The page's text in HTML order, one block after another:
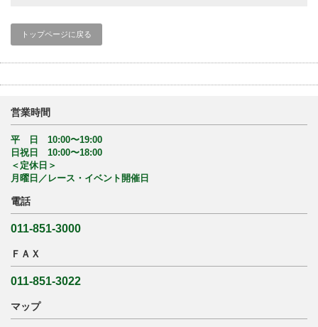
トップページに戻る
営業時間
平 日 10:00〜19:00
日祝日 10:00〜18:00
＜定休日＞
月曜日／レース・イベント開催日
電話
011-851-3000
ＦＡＸ
011-851-3022
マップ